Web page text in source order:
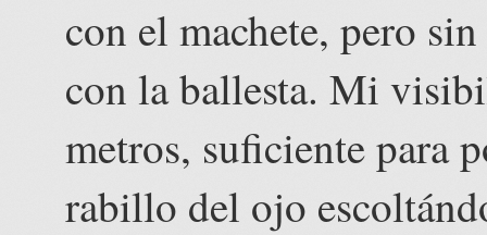
con el machete, pero
con la ballesta. Mi
metros, suficiente para
rabillo del ojo